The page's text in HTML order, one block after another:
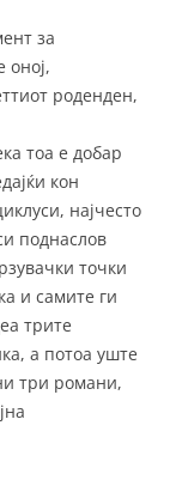
за
оној,
роденден,
тоа е добар
кон
најчесто
поднаслов
точки
и самите ги
трите
а потоа уште
три романи,